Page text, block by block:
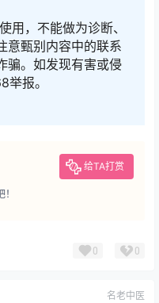
用，不能做为诊断、
意甄别内容中的联系
骗。如发现有害或侵
报。
给TA打赏
0 0
名老中医